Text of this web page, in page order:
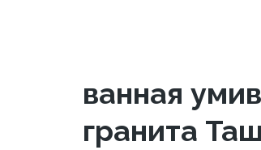
ванная
гранита